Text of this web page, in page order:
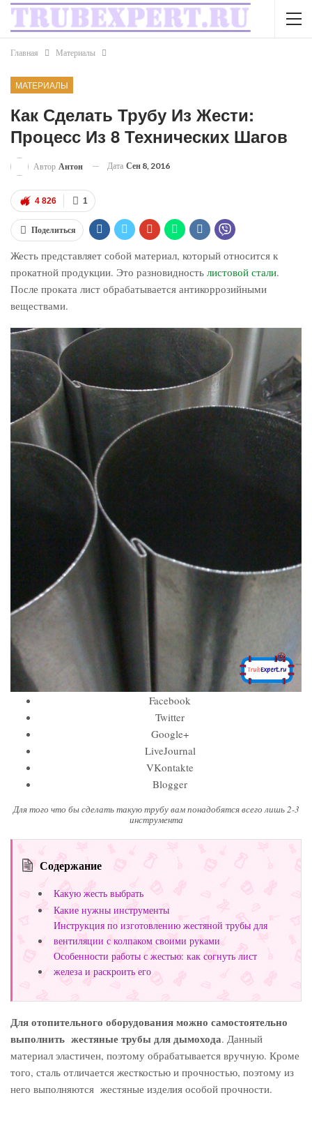
Главная Материалы
МАТЕРИАЛЫ
Как Сделать Трубу Из Жести:
Процесс Из 8 Технических Шагов
Автор Антон Дата Сен 8, 2016
1
4 826
Поделиться
Жесть представляет собой материал, который относится к
прокатной продукции. Это разновидность листовой стали.
После проката лист обрабатывается антикоррозийными
веществами.
Facebook
Twitter
Google+
LiveJournal
VKontakte
Blogger
Для того что бы сделать такую трубу вам понадобятся всего лишь 2-3
инструмента
Содержание
Какую жесть выбрать
Какие нужны инструменты
Инструкция по изготовлению жестяной трубы для
вентиляции с колпаком своими руками
Особенности работы с жестью: как согнуть лист
железа и раскроить его
Для отопительного оборудования можно самостоятельно
выполнить жестяные трубы для дымохода. Данный
материал эластичен, поэтому обрабатывается вручную. Кроме
того, сталь отличается жесткостью и прочностью, поэтому из
него выполняются жестяные изделия особой прочности.